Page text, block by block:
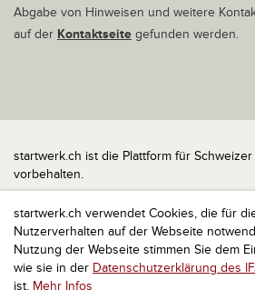
startwerk.ch verwendet Cookies, die für
Nutzerverhalten auf der Webseite
Nutzung der Webseite stimmen Sie dem
wie sie in der Datenschutzerklärung des
ist. Mehr Infos
Abgabe von Hinweisen und weitere
auf der Kontaktseite gefunden werden.
startwerk.ch ist die Plattform für
vorbehalten.
Impressum
Kontakt
nach oben